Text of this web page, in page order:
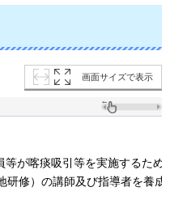
画面サイズで表示
等が喀痰吸引等を実施するため
研修）の講師及び指導者を養